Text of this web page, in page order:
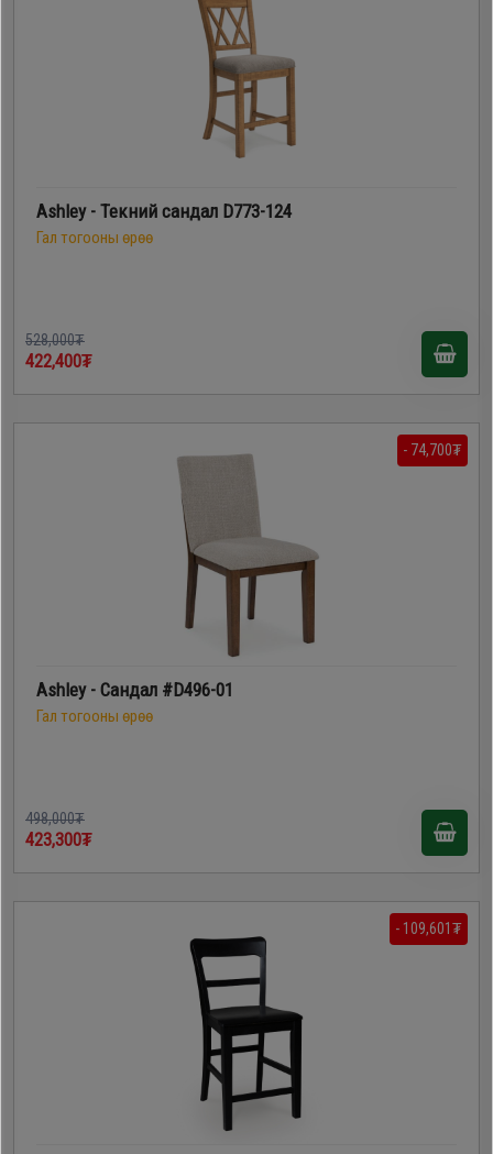
Ashley - Текний сандал D773-124
Гал тогооны өрөө
528,000₮
422,400₮
- 74,700₮
Ashley - Сандал #D496-01
Гал тогооны өрөө
498,000₮
423,300₮
- 109,601₮